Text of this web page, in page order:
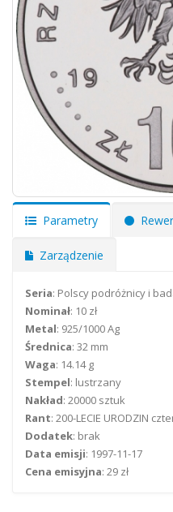
Parametry
Zarządzenie
Seria: Polscy podróżnicy i
Nominał: 10 zł
Metal: 925/1000 Ag
Średnica: 32 mm
Waga: 14.14 g
Stempel: lustrzany
Nakład: 20000 sztuk
Rant: 200-LECIE URODZIN
Dodatek: brak
Data emisji: 1997-11-17
Cena emisyjna: 29 zł